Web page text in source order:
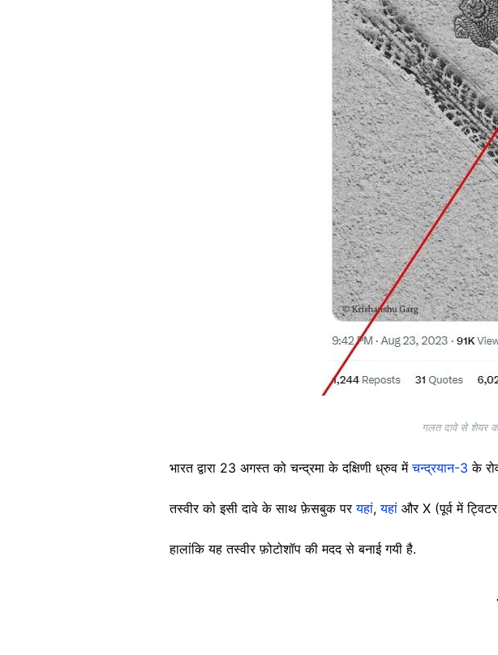
गलत दावे से शेयर
भारत द्वारा 23 अगस्त को चन्द्रमा के दक्षिणी ध्रुव मेंचन्द्रयान-3के
तस्वीर को इसी दावे के साथ फ़ेसबुक परयहां,यहां और X (पूर्व में
हालांकि यह तस्वीर फ़ोटोशॉप की मदद से बनाई गयी है.